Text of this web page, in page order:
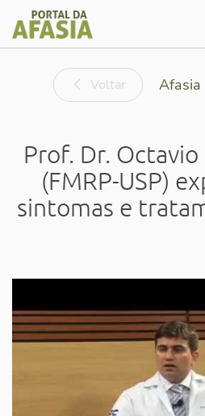
Voltar Afasia
Prof. Dr.
(FMRP-USP)
sintomas e